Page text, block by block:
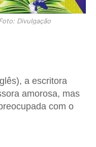
Divulgação
a escritora
amorosa, mas
com o